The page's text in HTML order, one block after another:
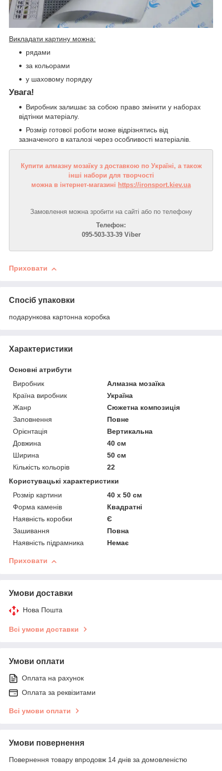
Викладати картину можна:
рядами
за кольорами
у шаховому порядку
Увага!
Виробник залишає за собою право змінити у наборах
відтінки матеріалу.
Розмір готової роботи може відрізнятись від
зазначеного в каталозі через особливості матеріалів.
Купити алмазну мозаїку з доставкою по Україні, а також
інші набори для творчості
можна в інтернет-магазині https://ironsport.kiev.ua
Замовлення можна зробити на сайті або по телефону
Телефон:
095-503-33-39 Viber
Приховати
Спосіб упаковки
подарункова картонна коробка
Характеристики
Основні атрибути
Виробник
Алмазна мозаїка
Країна виробник
Україна
Жанр
Сюжетна композиція
Заповнення
Повне
Орієнтація
Вертикальна
Довжина
40 см
Ширина
50 см
Кількість кольорів
22
Користувацькі характеристики
Розмір картини
40 х 50 см
Форма каменів
Квадратні
Наявність коробки
Є
Зашивання
Повна
Наявність підрамника
Немає
Приховати
Умови доставки
Нова Пошта
Всі умови доставки
Умови оплати
Оплата на рахунок
Оплата за реквізитами
Всі умови оплати
Умови повернення
Повернення товару впродовж 14 днів за домовленістю